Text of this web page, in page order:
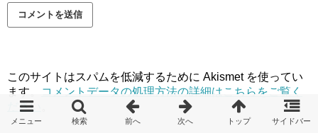
このサイトはスパムを低減するために Akismet を使ってい
ます。
コメントデータの処理方法の詳細はこちらをご覧く
ださい